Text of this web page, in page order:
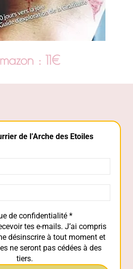
: 11€
de l’Arche des Etoiles
de confidentialité *
tes e-mails. J’ai compris
désinscrire à tout moment et
ne seront pas cédées à des
tiers.